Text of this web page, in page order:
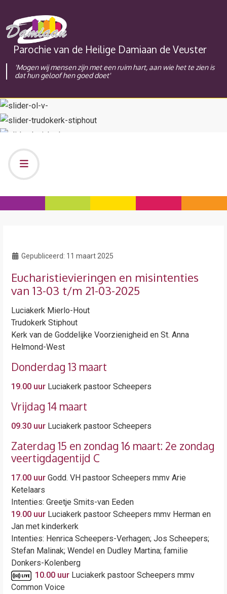
Parochie van de Heilige Damiaan de Veuster
'Mogen wij mensen zijn met een ruim hart, aan wie het te zien is
dat hun geloof hen goed doet'
Gepubliceerd: 11 maart 2025
Eucharistievieringen en misintenties
van 13-03 t/m 21-03-2025
Luciakerk Mierlo-Hout
Trudokerk Stiphout
Kerk van de Goddelijke Voorzienigheid en St. Anna
Helmond-West
Donderdag 13 maart
19.00 uurLuciakerk pastoor Scheepers
Vrijdag 14 maart
09.30 uurLuciakerk pastoor Scheepers
Zaterdag 15 en zondag 16 maart: 2e zondag
veertigdagentijd C
17.00 uurGodd. VH pastoor Scheepers mmv Arie
Ketelaars
Intenties: Greetje Smits-van Eeden
19.00 uurLuciakerk pastoor Scheepers mmv Herman en
Jan met kinderkerk
Intenties: Henrica Scheepers-Verhagen; Jos Scheepers;
Stefan Malinak; Wendel en Dudley Martina; familie
Donkers-Kolenberg
10.00 uurLuciakerk pastoor Scheepers mmv
Common Voice